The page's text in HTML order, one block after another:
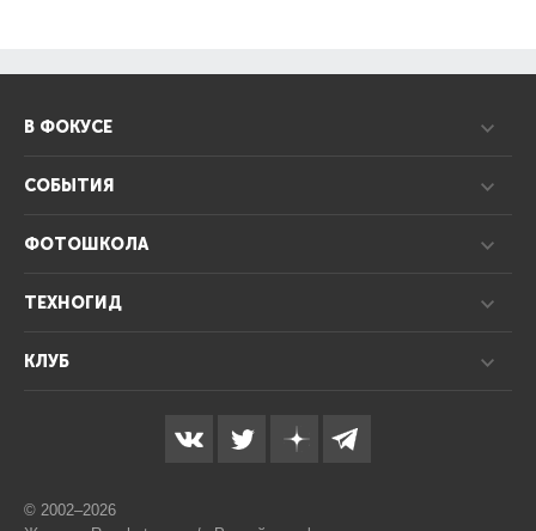
В ФОКУСЕ
СОБЫТИЯ
ФОТОШКОЛА
ТЕХНОГИД
КЛУБ
© 2002–2026